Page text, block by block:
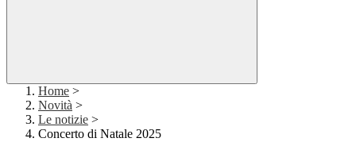
Home >
Novità >
Le notizie >
Concerto di Natale 2025